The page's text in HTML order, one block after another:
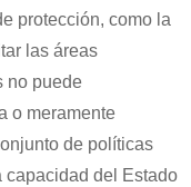
protección, como la
las áreas
no puede
o meramente
de políticas
capacidad del Estado